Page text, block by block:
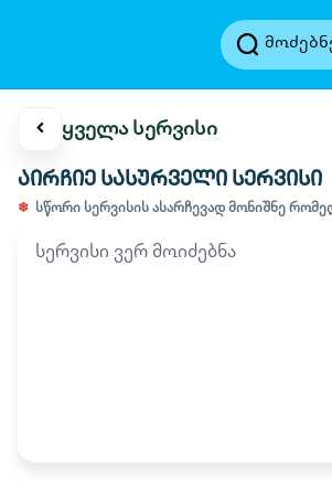
‹ ყველა სერვისი
აირჩიე სასურველი სერვისი
სწორი სერვისის ასარჩევად მონიშნე
სერვისი ვერ მოიძებნა